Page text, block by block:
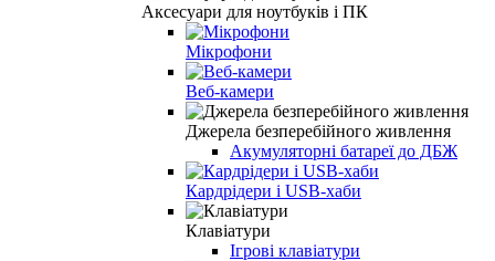
Аксесуари для ноутбуків і ПК
Мікрофони
Веб-камери
Джерела безперебійного живлення
Акумуляторні батареї до ДБЖ
Кардрідери і USB-хаби
Клавіатури
Ігрові клавіатури